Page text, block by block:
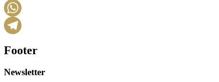
Footer
Newsletter